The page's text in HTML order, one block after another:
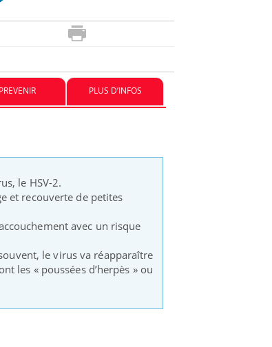
PREVENIR PLUS D’INFOS
le HSV-2.
et recouverte de petites
avec un risque
le virus va réapparaître
les « poussées d’herpès » ou